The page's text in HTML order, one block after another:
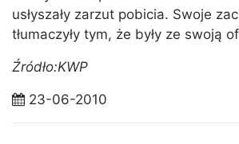
usłyszały zarzut pobicia. Swoje
tłumaczyły tym, że były ze swoją
Źródło:KWP
23-06-2010